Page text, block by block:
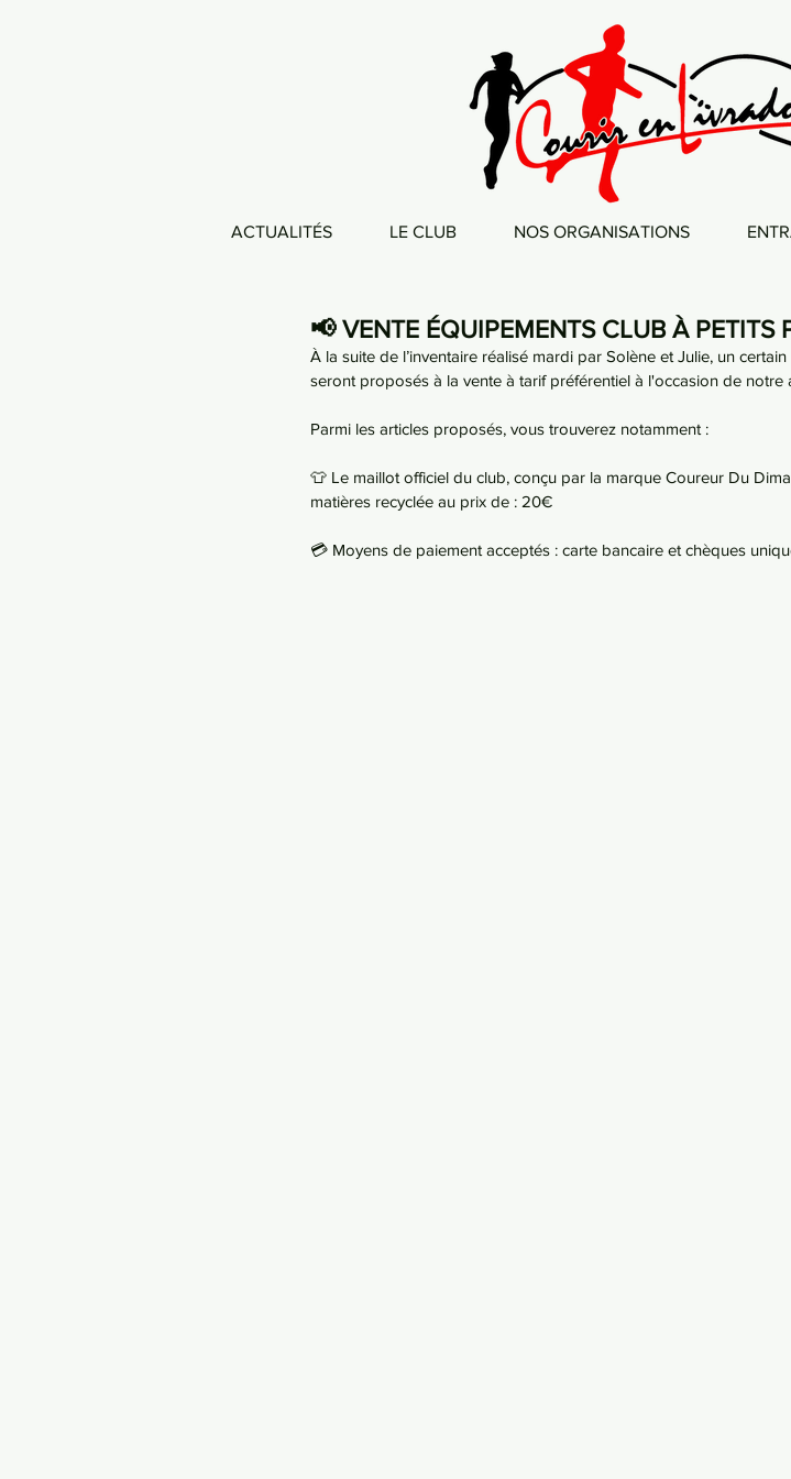
ACTUALITÉS LE CLUB NOS ORGANISATIONS
📢 VENTE ÉQUIPEMENTS CLUB À PETITS
À la suite de l’inventaire réalisé mardi par Solène et Julie, un
seront proposés à la vente à tarif préférentiel à l'occasion de notre
Parmi les articles proposés, vous trouverez notamment :
👕 Le maillot officiel du club, conçu par la marque Coureur Du
matières recyclée au prix de : 20€
💳 Moyens de paiement acceptés : carte bancaire et chèques